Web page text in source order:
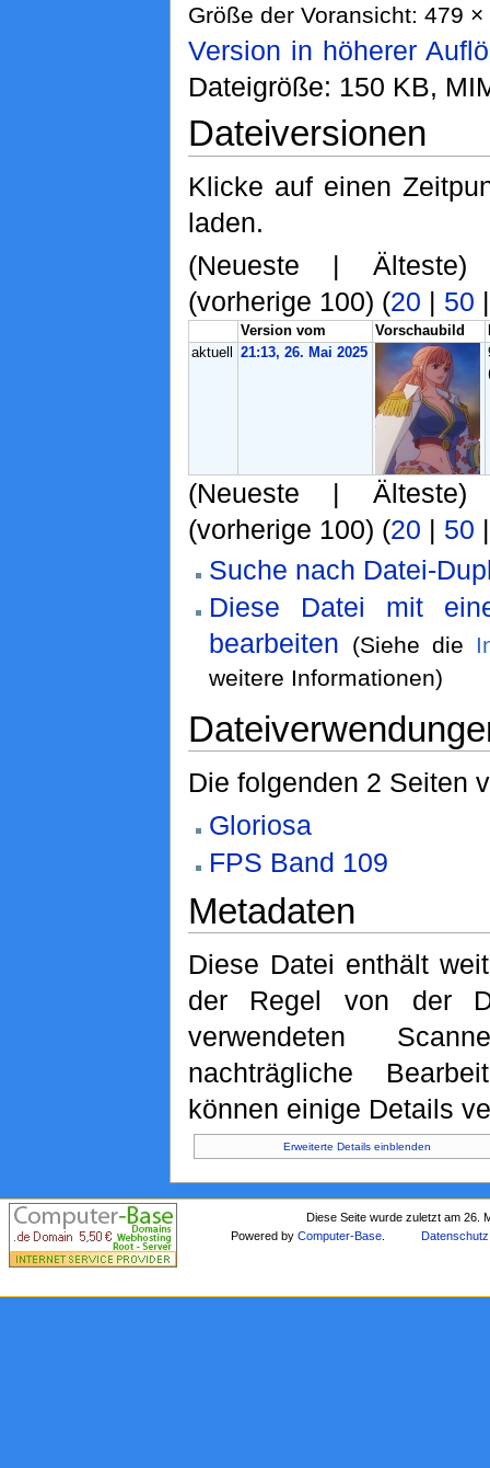
Größe der Voransicht: 479
Version in höherer
Dateigröße: 150 KB,
Dateiversionen
Klicke auf einen
laden.
(Neueste | Älteste)
(vorherige 100) (20 | 50
Version vom Vorschaubild
aktuell
21:13, 26. Mai 2025
(Neueste | Älteste)
(vorherige 100) (20 | 50
Suche nach Datei-
Diese Datei mit
bearbeiten
(Siehe die
weitere Informationen)
Die folgenden 2 Seiten
Gloriosa
FPS Band 109
Metadaten
Diese Datei enthält
der Regel von der
verwendeten
nachträgliche
können einige Details
Erweiterte Details einblenden
Diese Seite wurde zuletzt am 26.
Powered byComputer-Base Datenschutz